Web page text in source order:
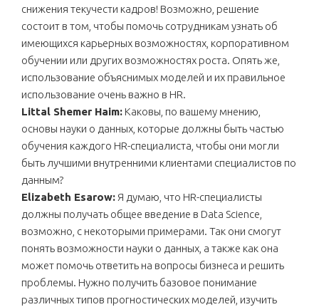
снижения текучести кадров! Возможно, решение
состоит в том, чтобы помочь сотрудникам узнать об
имеющихся карьерных возможностях, корпоративном
обучении или других возможностях роста. Опять же,
использование объяснимых моделей и их правильное
использование очень важно в HR.
Littal Shemer Haim: Каковы, по вашему мнению,
основы науки о данных, которые должны быть частью
обучения каждого HR-специалиста, чтобы они могли
быть лучшими внутренними клиентами специалистов по
данным?
Elizabeth Esarow: Я думаю, что HR-специалисты
должны получать общее введение в Data Science,
возможно, с некоторыми примерами. Так они смогут
понять возможности науки о данных, а также как она
может помочь ответить на вопросы бизнеса и решить
проблемы. Нужно получить базовое понимание
различных типов прогностических моделей, изучить